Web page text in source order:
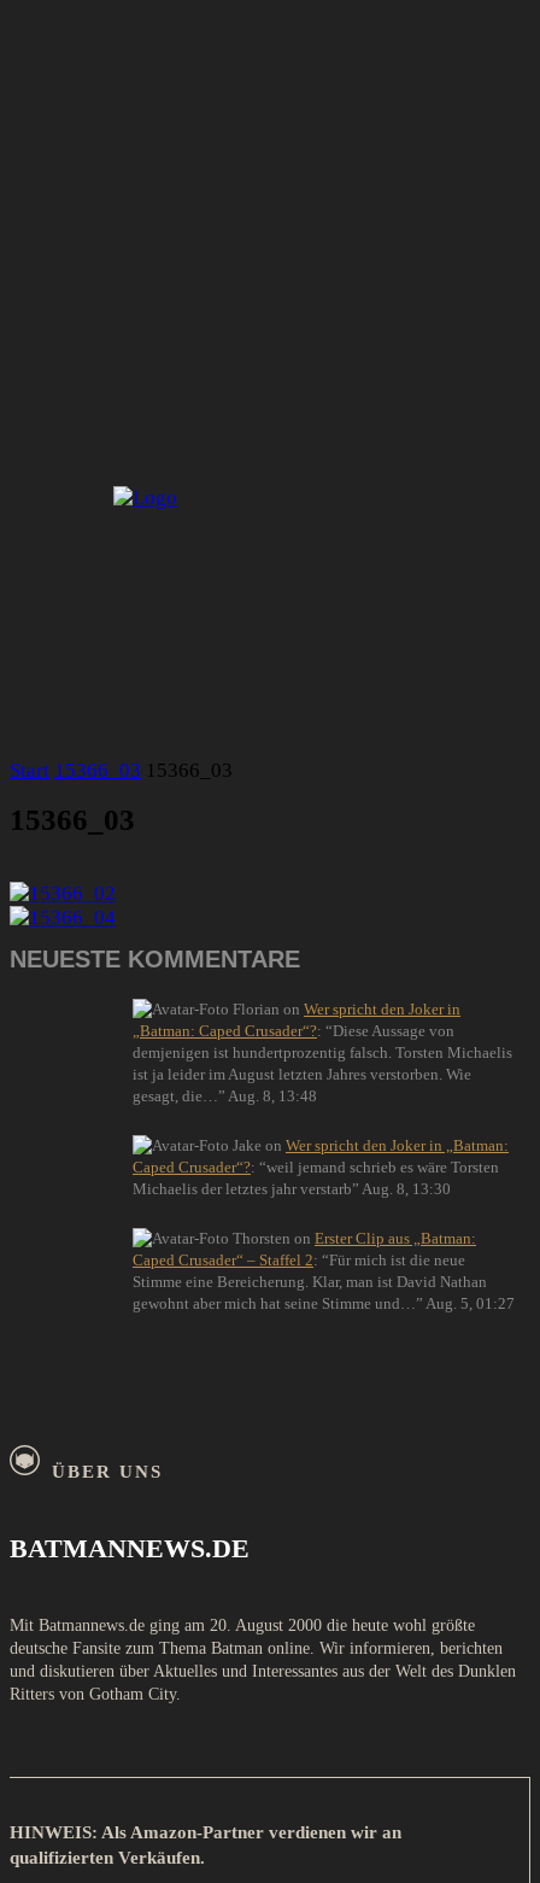
Start 15366_03 15366_03
15366_03
NEUESTE KOMMENTARE
Florian on Wer spricht den Joker in
„Batman: Caped Crusader“?: “Diese Aussage von
demjenigen ist hundertprozentig falsch. Torsten Michaelis
ist ja leider im August letzten Jahres verstorben. Wie
gesagt, die… ” Aug. 8, 13:48
Jake on Wer spricht den Joker in „Batman:
Caped Crusader“?: “weil jemand schrieb es wäre Torsten
Michaelis der letztes jahr verstarb” Aug. 8, 13:30
Thorsten on Erster Clip aus „Batman:
Caped Crusader“ – Staffel 2: “Für mich ist die neue
Stimme eine Bereicherung. Klar, man ist David Nathan
gewohnt aber mich hat seine Stimme und… ” Aug. 5, 01:27
ÜBER UNS
BATMANNEWS.DE
Mit Batmannews.de ging am 20. August 2000 die heute wohl größte
deutsche Fansite zum Thema Batman online. Wir informieren, berichten
und diskutieren über Aktuelles und Interessantes aus der Welt des Dunklen
Ritters von Gotham City.
HINWEIS: Als Amazon-Partner verdienen wir an
qualifizierten Verkäufen.